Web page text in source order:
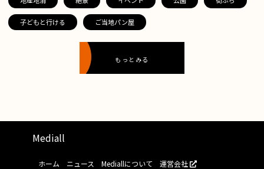
子どもと行ける ご当地パン屋
もっとみる
Mediall
ホーム ニュース Mediallについて
運営会社